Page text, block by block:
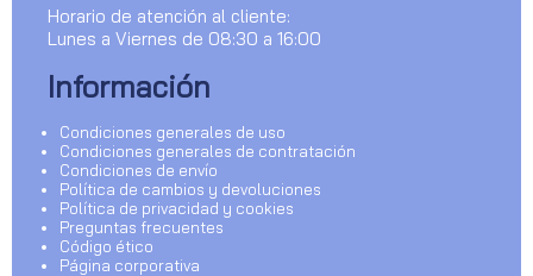
Horario de atención al cliente:
Lunes a Viernes de 08:30 a 16:00
Información
Condiciones generales de uso
Condiciones generales de contratación
Condiciones de envío
Política de cambios y devoluciones
Política de privacidad y cookies
Preguntas frecuentes
Código ético
Página corporativa